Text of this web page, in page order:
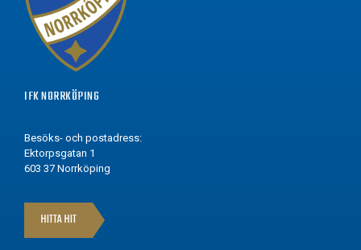
IFK NORRKÖPING
Besöks- och postadress:
Ektorpsgatan 1
603 37 Norrköping
HITTA HIT